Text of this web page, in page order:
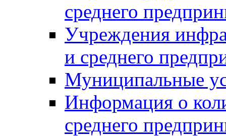
среднего
Учреждения
и среднего
Муниципальные
Информация о
среднего